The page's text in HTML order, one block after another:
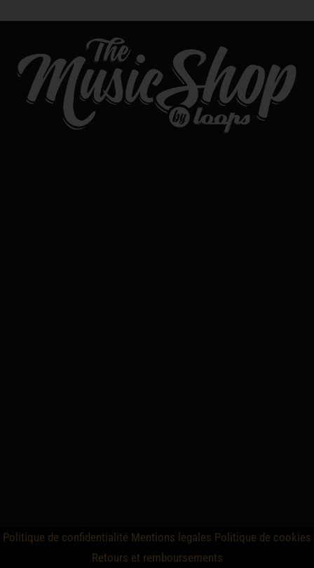
Politique de confidentialité Mentions legales Politique de cookies
Retours et remboursements